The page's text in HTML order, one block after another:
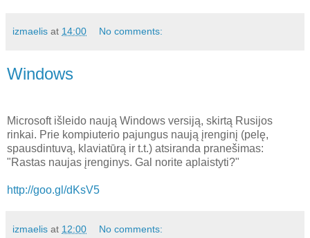
izmaelis at 14:00 No comments:
Windows
Microsoft išleido naują Windows versiją, skirtą Rusijos
rinkai. Prie kompiuterio pajungus naują įrenginį (pelę,
spausdintuvą, klaviatūrą ir t.t.) atsiranda pranešimas:
"Rastas naujas įrenginys. Gal norite aplaistyti?"
http://goo.gl/dKsV5
izmaelis at 12:00 No comments: